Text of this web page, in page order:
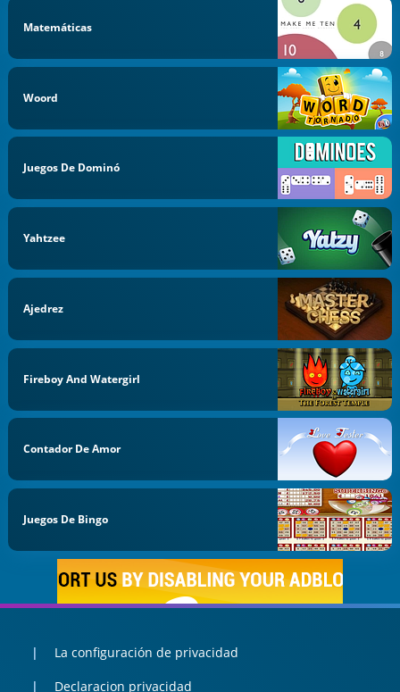
Matemáticas
Woord
Juegos De Dominó
Yahtzee
Ajedrez
Fireboy And Watergirl
Contador De Amor
Juegos De Bingo
La configuración de privacidad
Declaracion privacidad